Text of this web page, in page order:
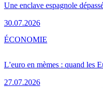
Une enclave espagnole
30.07.2026
L’euro en mèmes : quand les
27.07.2026
ÉCONOMIE